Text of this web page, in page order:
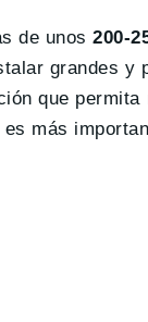
de unos200-
grandes y
que permita
más